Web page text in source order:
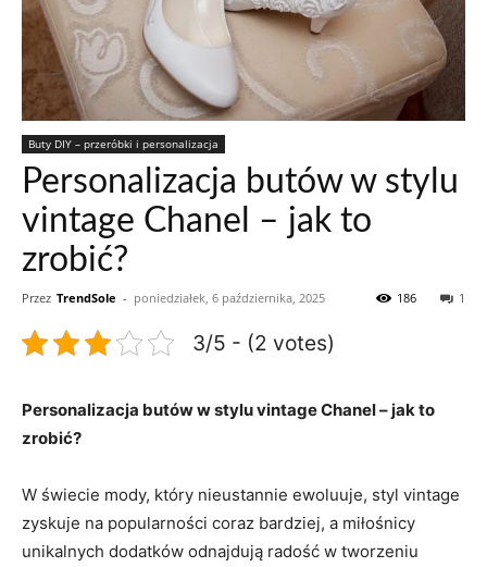
Buty DIY – przeróbki i personalizacja
Personalizacja butów w stylu
vintage Chanel – jak to
zrobić?
Przez TrendSole - poniedziałek, 6 października, 2025 1
186
3/5 - (2 votes)
Personalizacja butów w stylu vintage Chanel – jak to
zrobić?
W świecie mody, który nieustannie ewoluuje, styl vintage
zyskuje na popularności coraz bardziej, a miłośnicy
unikalnych dodatków odnajdują radość w tworzeniu